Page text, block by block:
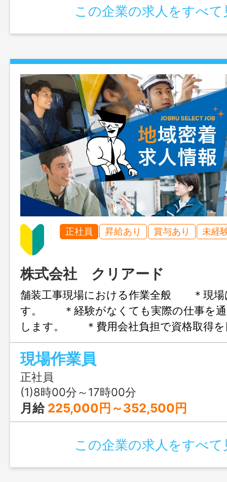
この企業の求人をすべて
正社員 昇給あり 賞与あり 未経
株式会社 クリアード
舗装工事現場における作業全般 ＊現場
す。 ＊経験がなくても実際の仕事を通
します。 ＊費用会社負担で資格取得を
きます。 将来の変更の範囲：施工管理
ター
現場作業員
正社員
(1)8時00分～17時00分
月給 225,000円～352,500円
この企業の求人をすべて